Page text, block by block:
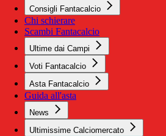
Consigli Fantacalcio
Chi schierare
Scambi Fantacalcio
Ultime dai Campi
Voti Fantacalcio
Asta Fantacalcio
Guida all'asta
News
Ultimissime Calciomercato